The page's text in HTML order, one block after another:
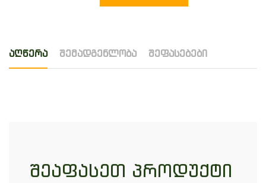
აღწერა შემადგენლობა შეფასებები
შეაფასეთ პროდუქტი